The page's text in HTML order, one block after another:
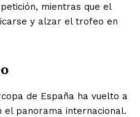
mientras que el
y alzar el trofeo en
de España ha vuelto a
panorama internacional.